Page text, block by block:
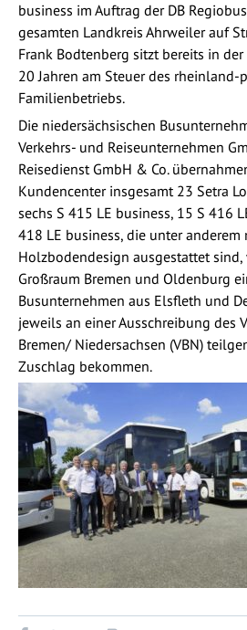
business im Auftrag der DB
gesamten Landkreis Ahrweiler auf
Frank Bodtenberg sitzt bereits in
20 Jahren am Steuer des rheinland-
Familienbetriebs.
Die niedersächsischen
Verkehrs- und Reiseunternehmen
Reisedienst GmbH & Co.
Kundencenter insgesamt 23 Setra
sechs S 415 LE business, 15 S 416
418 LE business, die unter
Holzbodendesign ausgestattet
Großraum Bremen und Oldenburg
Busunternehmen aus Elsfleth und
jeweils an einer Ausschreibung des
Bremen/ Niedersachsen (VBN)
Zuschlag bekommen.